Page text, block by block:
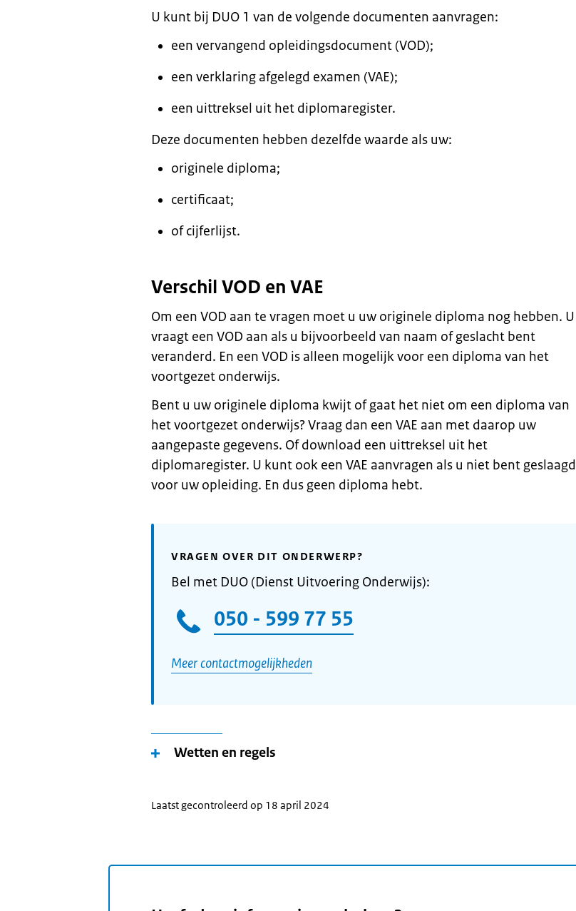
U kunt bij DUO 1 van de volgende documenten aanvragen:
een vervangend opleidingsdocument (VOD);
een verklaring afgelegd examen (VAE);
een uittreksel uit het diplomaregister.
Deze documenten hebben dezelfde waarde als uw:
originele diploma;
certificaat;
of cijferlijst.
Verschil VOD en VAE
Om een VOD aan te vragen moet u uw originele diploma nog hebben. U
vraagt een VOD aan als u bijvoorbeeld van naam of geslacht bent
veranderd. En een VOD is alleen mogelijk voor een diploma van het
voortgezet onderwijs.
Bent u uw originele diploma kwijt of gaat het niet om een diploma van
het voortgezet onderwijs? Vraag dan een VAE aan met daarop uw
aangepaste gegevens. Of download een uittreksel uit het
diplomaregister. U kunt ook een VAE aanvragen als u niet bent geslaagd
voor uw opleiding. En dus geen diploma hebt.
VRAGEN OVER DIT ONDERWERP?
Bel met DUO (Dienst Uitvoering Onderwijs):
050 - 599 77 55
Meer contactmogelijkheden
Wetten en regels
Laatst gecontroleerd op 18 april 2024